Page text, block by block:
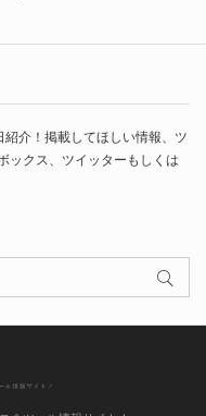
介！掲載してほしい情報、ツ
ックス、ツイッターもしくは